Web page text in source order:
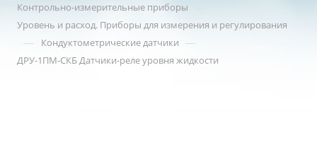
Контрольно-измерительные приборы
Уровень и расход. Приборы для измерения и регулирования
— Кондуктометрические датчики —
ДРУ-1ПМ-СКБ Датчики-реле уровня жидкости